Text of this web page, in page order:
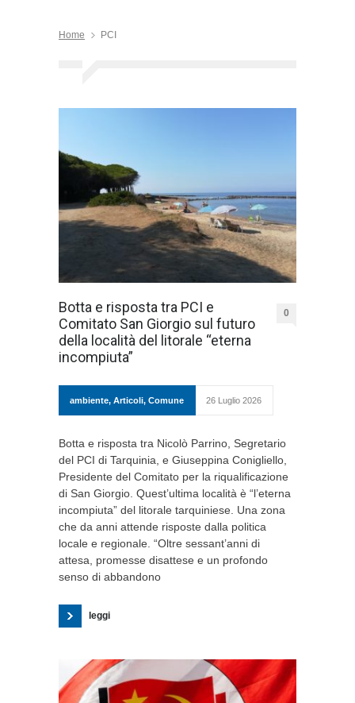
Home PCI
Botta e risposta tra PCI e
Comitato San Giorgio sul futuro
della località del litorale “eterna
incompiuta”
0
ambiente, Articoli, Comune 26 Luglio 2026
Botta e risposta tra Nicolò Parrino, Segretario
del PCI di Tarquinia, e Giuseppina Conigliello,
Presidente del Comitato per la riqualificazione
di San Giorgio. Quest’ultima località è “l’eterna
incompiuta” del litorale tarquiniese. Una zona
che da anni attende risposte dalla politica
locale e regionale. “Oltre sessant’anni di
attesa, promesse disattese e un profondo
senso di abbandono
leggi